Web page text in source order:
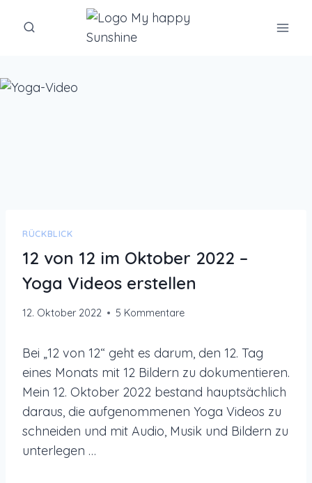
Inhalt
RÜCKBLICK
12 von 12 im Oktober 2022 –
Yoga Videos erstellen
12. Oktober 2022 5 Kommentare
Bei „12 von 12“ geht es darum, den 12. Tag
eines Monats mit 12 Bildern zu dokumentieren.
Mein 12. Oktober 2022 bestand hauptsächlich
daraus, die aufgenommenen Yoga Videos zu
schneiden und mit Audio, Musik und Bildern zu
unterlegen …